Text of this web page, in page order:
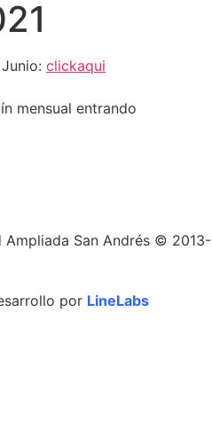
clickaqui
mensual entrando
Ampliada San Andrés © 2013-
por LineLabs